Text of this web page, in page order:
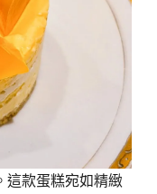
這款蛋糕宛如精緻